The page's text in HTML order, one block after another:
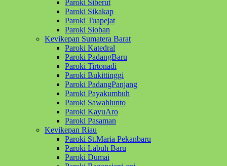
Paroki Siberut
Paroki Sikakap
Paroki Tuapejat
Paroki Sioban
Kevikepan Sumatera Barat
Paroki Katedral
Paroki PadangBaru
Paroki Tirtonadi
Paroki Bukittinggi
Paroki PadangPanjang
Paroki Payakumbuh
Paroki Sawahlunto
Paroki KayuAro
Paroki Pasaman
Kevikepan Riau
Paroki St.Maria Pekanbaru
Paroki Labuh Baru
Paroki Dumai